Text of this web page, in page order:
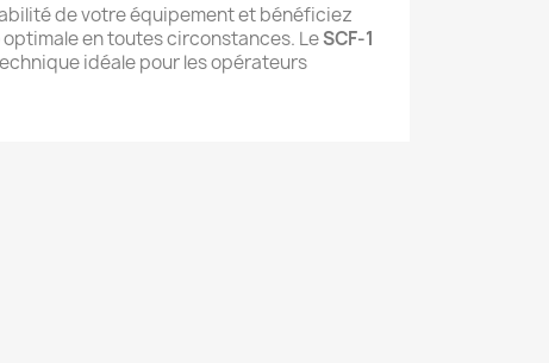
de votre équipement et bénéficiez
en toutes circonstances. LeSCF-1
idéale pour les opérateurs